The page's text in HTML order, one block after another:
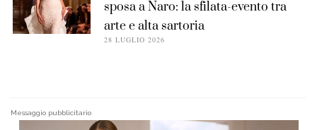
sposa a Naro: la sfilata-evento tra
arte e alta sartoria
28 LUGLIO 2026
Messaggio pubblicitario